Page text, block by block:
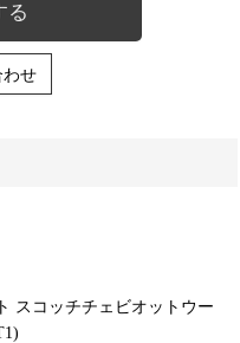
る
わせ
スコッチチェビオットウー